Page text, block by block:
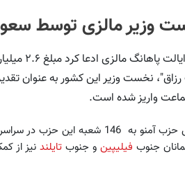
وزیر مالزی توسط
نخست وزیر این کشور به عنوان
واریز شده است.
این موضوع پیش از این توسط نخست‌وزیر و رئیس حزب
جنوب فیلیپین و جنوب تایلند نیز از
جنایت
معروف
فیلم